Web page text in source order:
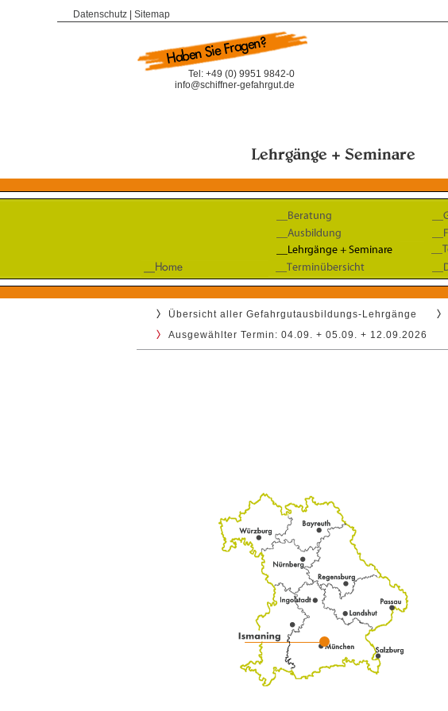
Datenschutz Sitemap
Tel: +49 (0) 9951 9842-0
info@schiffner-gefahrgut.de
Übersicht aller Gefahrgutausbildungs-Lehrgänge
Ausgewählter Termin: 04.09. + 05.09. + 12.09.2026